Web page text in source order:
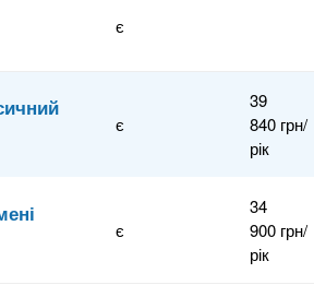
є
є
39
840 грн/
рік
є
34
900 грн/
рік